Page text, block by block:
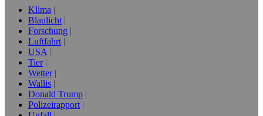
Klima
Blaulicht
Forschung
Luftfahrt
USA
Tier
Wetter
Wallis
Donald Trump
Polizeirapport